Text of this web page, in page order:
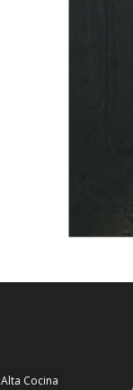
Alta Cocina